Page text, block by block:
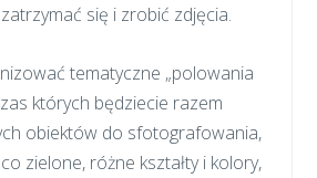
się i zrobić zdjęcia.
tematyczne „polowania
których będziecie razem
obiektów do sfotografowania,
zielone, różne kształty i kolory,